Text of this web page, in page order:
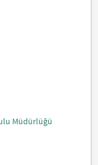
Müdürlüğü